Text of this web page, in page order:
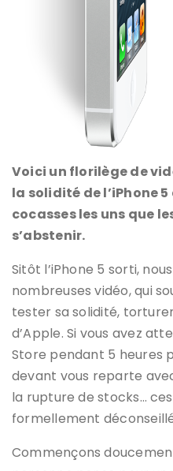
Voici un florilège de
la solidité de l’iPhone
cocasses les uns que
s’abstenir.
Sitôt l’iPhone 5 sorti,
nombreuses vidéo, qui
tester sa solidité,
d’Apple. Si vous avez
Store pendant 5 heures
devant vous reparte
la rupture de stocks…
formellement
Commençons